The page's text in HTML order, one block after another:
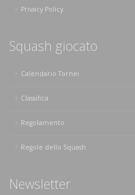
Privacy Policy
Squash giocato
Calendario Tornei
Classifica
Regolamento
Regole dello Squash
Newsletter